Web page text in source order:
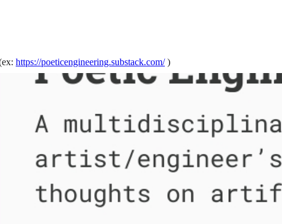
https://poeticengineering.substack.com/)